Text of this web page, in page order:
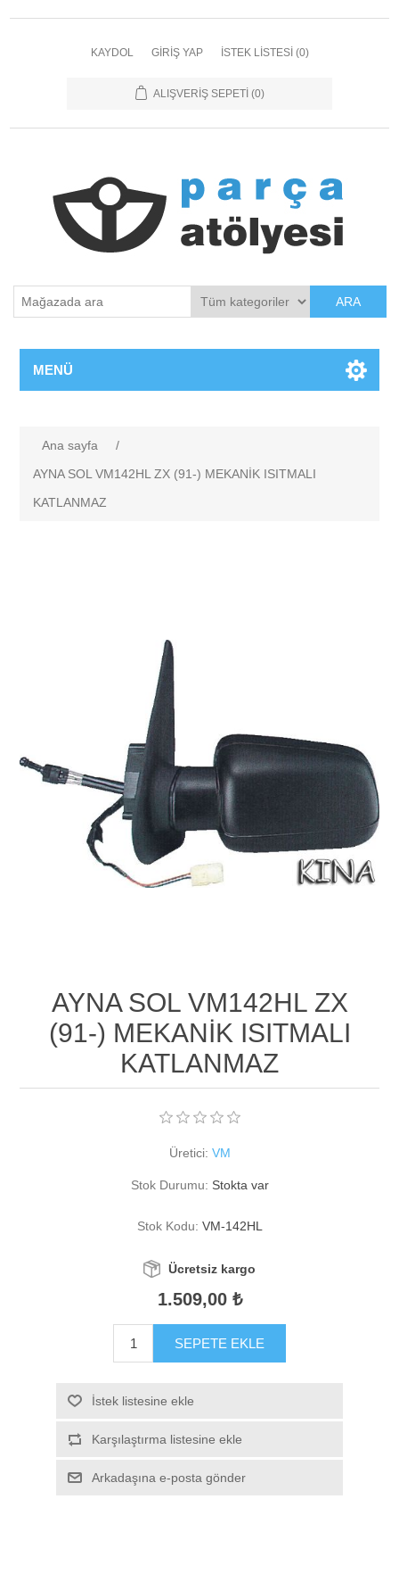
KAYDOL GIRIŞ YAP İSTEK LISTESI (0)
ALIŞVERIŞ SEPETI (0)
ARA
MENÜ
Ana sayfa
/
AYNA SOL VM142HL ZX (91-) MEKANİK ISITMALI
KATLANMAZ
AYNA SOL VM142HL ZX
(91-) MEKANİK ISITMALI
KATLANMAZ
Üretici: VM
Stok Durumu: Stokta var
Stok Kodu: VM-142HL
Ücretsiz kargo
1.509,00 ₺
SEPETE EKLE
İstek listesine ekle
Karşılaştırma listesine ekle
Arkadaşına e-posta gönder